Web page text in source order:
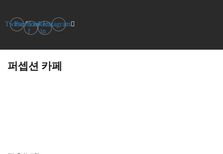
TwitterFacebook-
f
Linkedin-
in
Instagram
퍼셉션 카페